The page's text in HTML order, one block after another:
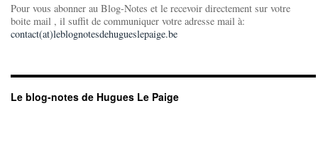
Pour vous abonner au Blog-Notes et le recevoir directement sur votre
boite mail , il suffit de communiquer votre adresse mail à:
contact(at)leblognotesdehugueslepaige.be
Le blog-notes de Hugues Le Paige